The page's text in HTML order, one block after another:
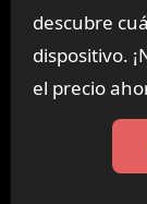
descubre
dispositivo.
el precio